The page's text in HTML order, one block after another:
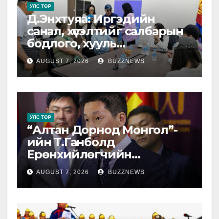
УЛС ТӨР
Д.Энхтуяа: Иргэдийн
санал, хүсэлтийг салбарын
бодлого, хууль
тогтоомжид тусган бодит
шийдэлд хүргэхийн төлөө
ажиллана
AUGUST 7, 2026 BUZZNEWS
УЛС ТӨР
“Алтан Дорнод Монгол”-
ийн Т.Ганболд
Ерөнхийлөгчийн
сонгуульд нэр дэвшихээ
илэрхийлэв.
AUGUST 7, 2026 BUZZNEWS